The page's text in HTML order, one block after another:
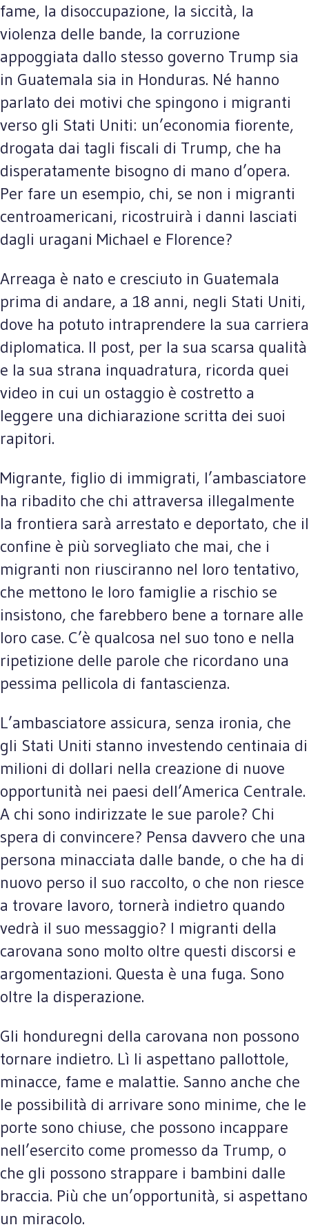
fame, la disoccupazione, la siccità, la
violenza delle bande, la corruzione
appoggiata dallo stesso governo Trump sia
in Guatemala sia in Honduras. Né hanno
parlato dei motivi che spingono i migranti
verso gli Stati Uniti: un’economia fiorente,
drogata dai tagli fiscali di Trump, che ha
disperatamente bisogno di mano d’opera.
Per fare un esempio, chi, se non i migranti
centroamericani, ricostruirà i danni lasciati
dagli uragani Michael e Florence?
Arreaga è nato e cresciuto in Guatemala
prima di andare, a 18 anni, negli Stati Uniti,
dove ha potuto intraprendere la sua carriera
diplomatica. Il post, per la sua scarsa qualità
e la sua strana inquadratura, ricorda quei
video in cui un ostaggio è costretto a
leggere una dichiarazione scritta dei suoi
rapitori.
Migrante, figlio di immigrati, l’ambasciatore
ha ribadito che chi attraversa illegalmente
la frontiera sarà arrestato e deportato, che il
confine è più sorvegliato che mai, che i
migranti non riusciranno nel loro tentativo,
che mettono le loro famiglie a rischio se
insistono, che farebbero bene a tornare alle
loro case. C’è qualcosa nel suo tono e nella
ripetizione delle parole che ricordano una
pessima pellicola di fantascienza.
L’ambasciatore assicura, senza ironia, che
gli Stati Uniti stanno investendo centinaia di
milioni di dollari nella creazione di nuove
opportunità nei paesi dell’America Centrale.
A chi sono indirizzate le sue parole? Chi
spera di convincere? Pensa davvero che una
persona minacciata dalle bande, o che ha di
nuovo perso il suo raccolto, o che non riesce
a trovare lavoro, tornerà indietro quando
vedrà il suo messaggio? I migranti della
carovana sono molto oltre questi discorsi e
argomentazioni. Questa è una fuga. Sono
oltre la disperazione.
Gli honduregni della carovana non possono
tornare indietro. Lì li aspettano pallottole,
minacce, fame e malattie. Sanno anche che
le possibilità di arrivare sono minime, che le
porte sono chiuse, che possono incappare
nell’esercito come promesso da Trump, o
che gli possono strappare i bambini dalle
braccia. Più che un’opportunità, si aspettano
un miracolo.